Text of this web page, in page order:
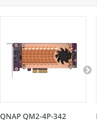
QNAP QM2-4P-342